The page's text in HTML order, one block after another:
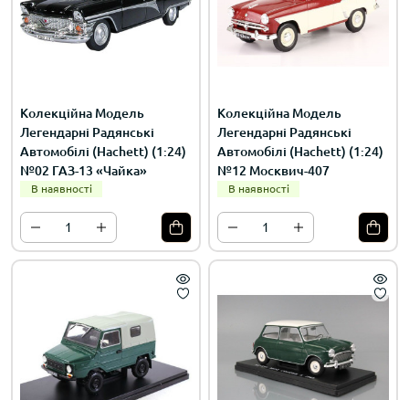
Колекційна Модель
Легендарні Радянські
Автомобілі (Hachett) (1:24)
№02 ГАЗ-13 «Чайка»
В наявності
Колекційна Модель
Легендарні Радянські
Автомобілі (Hachett) (1:24)
№12 Москвич-407
В наявності